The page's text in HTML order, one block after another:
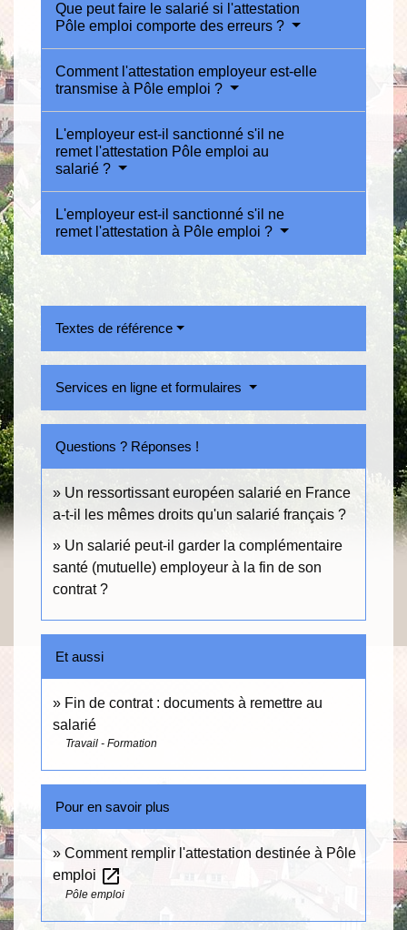
Que peut faire le salarié si l'attestation
Pôle emploi comporte des erreurs ?
Comment l'attestation employeur est-elle
transmise à Pôle emploi ?
L'employeur est-il sanctionné s'il ne
remet l'attestation Pôle emploi au
salarié ?
L'employeur est-il sanctionné s'il ne
remet l'attestation à Pôle emploi ?
Textes de référence
Services en ligne et formulaires
Questions ? Réponses !
Un ressortissant européen salarié en France
a-t-il les mêmes droits qu'un salarié français ?
Un salarié peut-il garder la complémentaire
santé (mutuelle) employeur à la fin de son
contrat ?
Et aussi
Fin de contrat : documents à remettre au
salarié
Travail - Formation
Pour en savoir plus
Comment remplir l'attestation destinée à Pôle
emploi open_in_new
Pôle emploi